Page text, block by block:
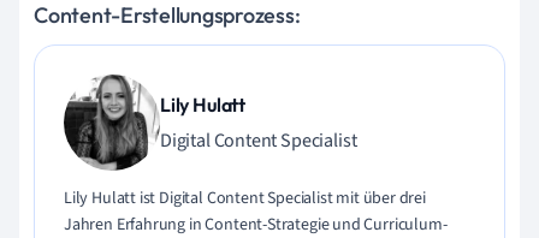
Content-Erstellungsprozess:
Lily Hulatt
Digital Content Specialist
Lily Hulatt ist Digital Content Specialist mit über drei
Jahren Erfahrung in Content-Strategie und Curriculum-